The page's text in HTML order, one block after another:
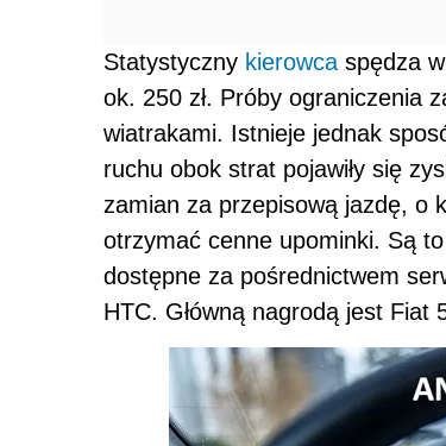
Statystyczny kierowca spędza
ok. 250 zł. Próby ograniczenia
wiatrakami. Istnieje jednak
ruchu obok strat pojawiły się
zamian za przepisową jazdę, o
otrzymać cenne upominki. Są
dostępne za pośrednictwem
HTC. Główną nagrodą jest Fiat